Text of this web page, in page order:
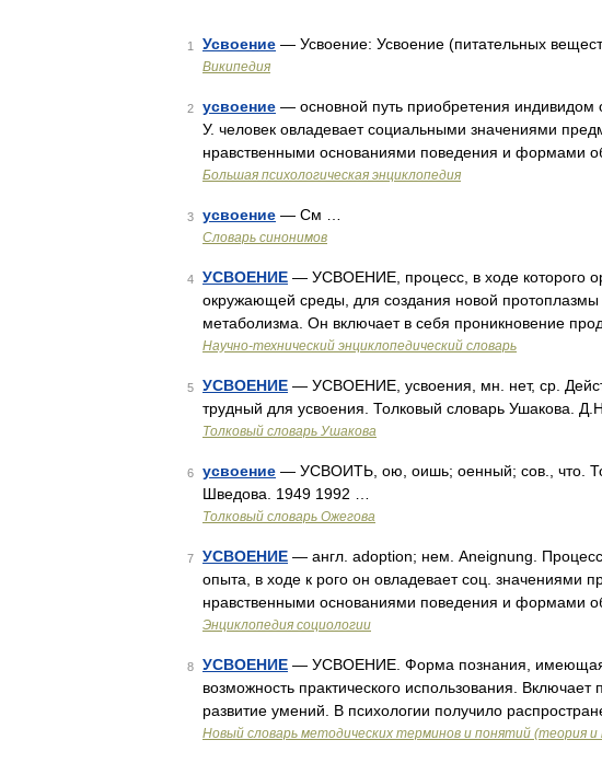
1 Усвоение — Усвоение: Усвоение (питательных
Википедия
2 усвоение — основной путь приобретения индивидом
У. человек овладевает социальными значениями
нравственными основаниями поведения и формами
Большая психологическая энциклопедия
3 усвоение — См …
Словарь синонимов
4 УСВОЕНИЕ — УСВОЕНИЕ, процесс, в ходе которого
окружающей среды, для создания новой
метаболизма. Он включает в себя проникновение
Научно-технический энциклопедический словарь
5 УСВОЕНИЕ — УСВОЕНИЕ, усвоения, мн. нет, ср.
трудный для усвоения. Толковый словарь Ушакова.
Толковый словарь Ушакова
6 усвоение — УСВОИТЬ, ою, оишь; оенный; сов., что.
Шведова. 1949 1992 …
Толковый словарь Ожегова
7 УСВОЕНИЕ — англ. adoption; нем. Aneignung.
опыта, в ходе к рого он овладевает соц. значениями
нравственными основаниями поведения и формами
Энциклопедия социологии
8 УСВОЕНИЕ — УСВОЕНИЕ. Форма познания, имеющая
возможность практического использования.
развитие умений. В психологии получило
Новый словарь методических терминов и понятий (теория и